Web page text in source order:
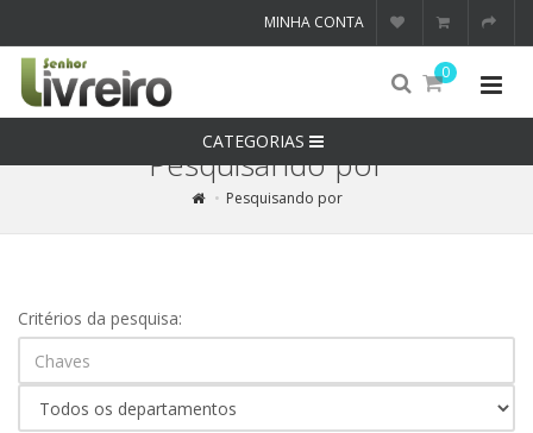
MINHA CONTA
0
CATEGORIAS
Pesquisando por
Pesquisando por
Critérios da pesquisa: